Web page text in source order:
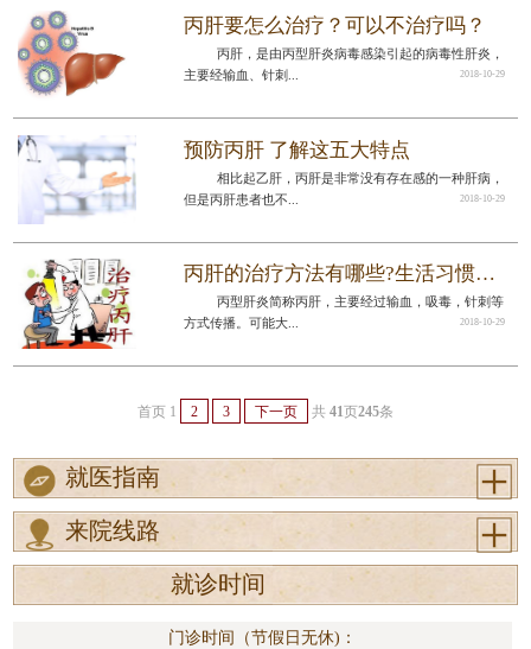
丙肝要怎么治疗？可以不治疗吗？
丙肝，是由丙型肝炎病毒感染引起的病毒性肝炎，
主要经输血、针刺...
2018-10-29
预防丙肝 了解这五大特点
相比起乙肝，丙肝是非常没有存在感的一种肝病，
但是丙肝患者也不...
2018-10-29
丙肝的治疗方法有哪些?生活习惯很重要!
丙型肝炎简称丙肝，主要经过输血，吸毒，针刺等
方式传播。可能大...
2018-10-29
首页 1 2 3 下一页 共 41页245条
就医指南
来院线路
就诊时间
门诊时间（节假日无休)：